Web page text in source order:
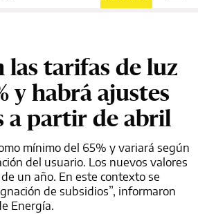
las tarifas de luz
y habrá ajustes
a partir de abril
mínimo del 65% y variará según
del usuario. Los nuevos valores
un año. En este contexto se
de subsidios”, informaron
Energía.